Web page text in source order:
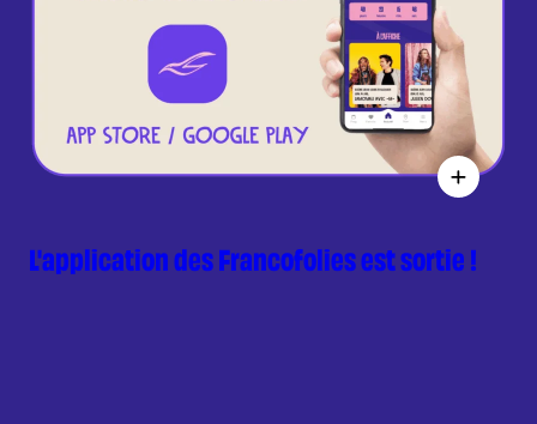
L'application des Francofolies est sortie !